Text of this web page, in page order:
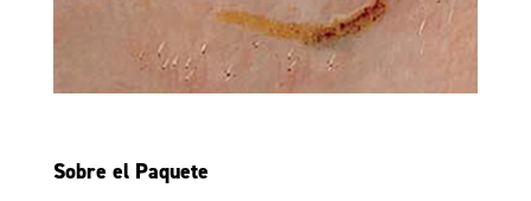
Sobre el Paquete